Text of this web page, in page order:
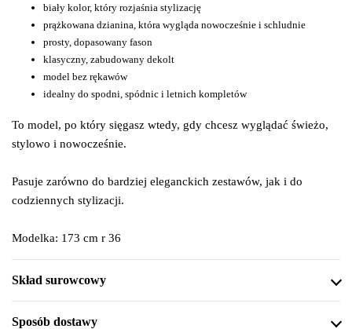
biały kolor, który rozjaśnia stylizację
prążkowana dzianina, która wygląda nowocześnie i schludnie
prosty, dopasowany fason
klasyczny, zabudowany dekolt
model bez rękawów
idealny do spodni, spódnic i letnich kompletów
To model, po który sięgasz wtedy, gdy chcesz wyglądać świeżo,
stylowo i nowocześnie.
Pasuje zarówno do bardziej eleganckich zestawów, jak i do
codziennych stylizacji.
Modelka: 173 cm r 36
Skład surowcowy
Sposób dostawy